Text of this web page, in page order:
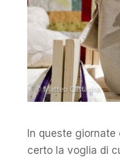
In queste giornate
certo la voglia di